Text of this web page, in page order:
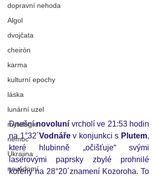
dopravní nehoda
Algol
dvojčata
cheirón
karma
kulturní epochy
láska
lunární uzel
mytologie
nemoc
Ukrajina
nevědomí
Dnešní novoluní vrcholí ve 21:53 hodin
na 1°32´Vodnáře v konjunkci s Plutem,
které hlubinně „očišťuje“ svými
laserovými paprsky zbylé prohnilé
kořeny na 28°20´znamení Kozoroha. To